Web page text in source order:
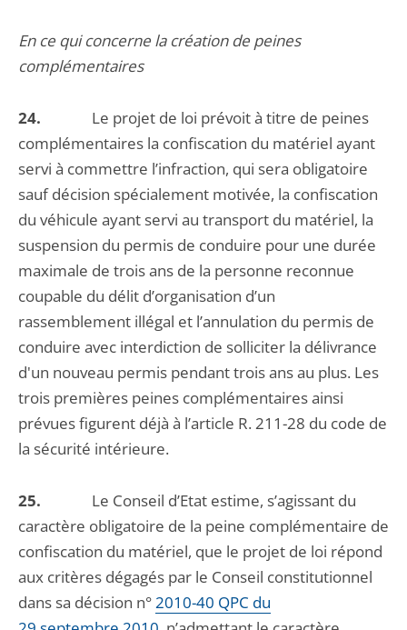
En ce qui concerne la création de peines
complémentaires
24. Le projet de loi prévoit à titre de peines
complémentaires la confiscation du matériel ayant
servi à commettre l’infraction, qui sera obligatoire
sauf décision spécialement motivée, la confiscation
du véhicule ayant servi au transport du matériel, la
suspension du permis de conduire pour une durée
maximale de trois ans de la personne reconnue
coupable du délit d’organisation d’un
rassemblement illégal et l’annulation du permis de
conduire avec interdiction de solliciter la délivrance
d'un nouveau permis pendant trois ans au plus. Les
trois premières peines complémentaires ainsi
prévues figurent déjà à l’article R. 211-28 du code de
la sécurité intérieure.
25. Le Conseil d’Etat estime, s’agissant du
caractère obligatoire de la peine complémentaire de
confiscation du matériel, que le projet de loi répond
aux critères dégagés par le Conseil constitutionnel
dans sa décision n°2010-40 QPC du